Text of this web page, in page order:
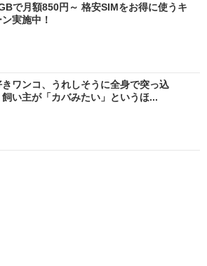
で月額850円～ 格安SIMをお得に使うキ
実施中！
ワンコ、うれしそうに全身で突っ込
主が「カバみたい」というほ...